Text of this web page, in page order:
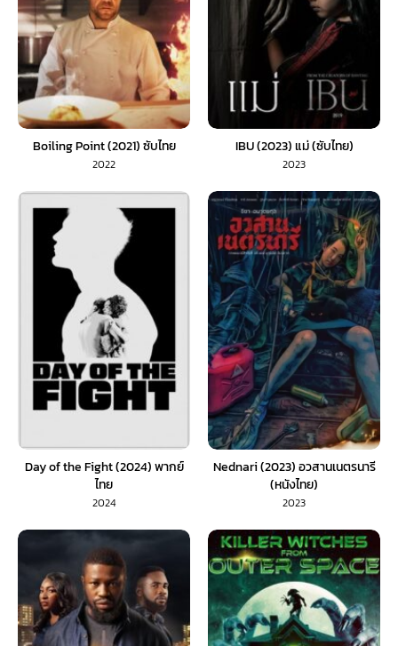
Boiling Point (2021) ซับไทย
2022
IBU (2023) แม่ (ซับไทย)
2023
Day of the Fight (2024) พากย์
ไทย
2024
Nednari (2023) อวสานเนตรนารี
(หนังไทย)
2023